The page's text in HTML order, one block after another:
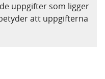
uppgifter som ligger
att uppgifterna